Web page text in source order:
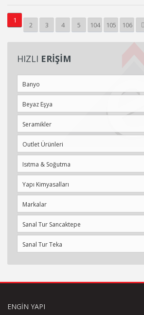
1
2 3 4 5 104 105 106
HIZLI ERİŞİM
Banyo
Beyaz Eşya
Seramikler
Outlet Ürünleri
Isıtma & Soğutma
Yapı Kimyasalları
Markalar
Sanal Tur Sancaktepe
Sanal Tur Teka
ENGIN YAPI